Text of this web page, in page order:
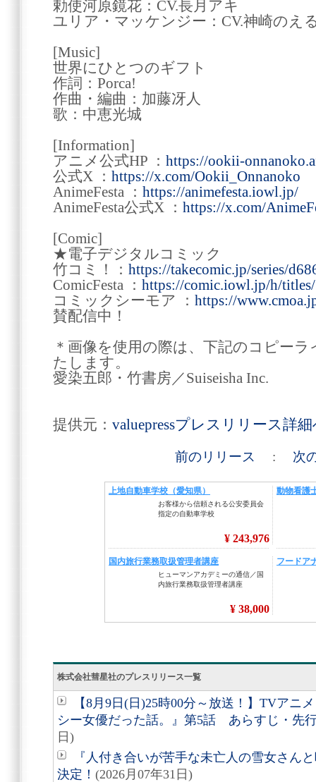
勅使河原鏡花：CV.長月アキ
ユリア・マッケンジー：CV.神崎のえ
[Music]
世界にひとつのギフト
作詞：Porca!
作曲・編曲：加藤冴人
歌：中恵光城
[Information]
アニメ公式HP ： https://ookii-
公式X ： https://x.com/Ookii_Onnanoko
AnimeFesta ： https://animefesta.iowl.jp/
AnimeFesta公式X ： https://x.com/
[Comic]
★電子デジタルコミック
竹コミ！： https://takecomic.jp/series/
ComicFesta ： https://comic.iowl.jp/h/
コミックシーモア ： https://
賛配信中！
＊画像を使用の際は、下記のコピー
たします。
愛染五郎・竹書房／Suiseisha Inc.
提供元： valuepressプレスリリース詳
前のリリース : 次
株式会社彗星社のプレスリリース一覧
【8月9日(日)25時00分～放送！】TVアニ
シー女優だった話。』第5話 あらすじ・先
日)
『人付き合いが苦手な未亡人の雪女さん
決定！ (2026月07年31日)